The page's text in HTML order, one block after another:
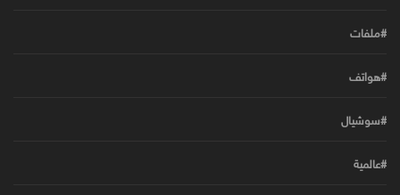
#ملفات
#هواتف
#سوشيال
#عالمية